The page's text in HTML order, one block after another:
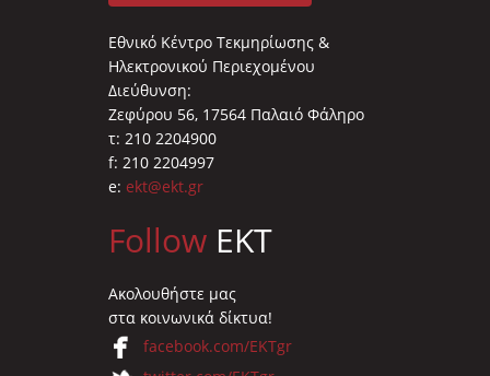
Εθνικό Κέντρο Τεκμηρίωσης &
Ηλεκτρονικού Περιεχομένου
Διεύθυνση:
Ζεφύρου 56, 17564 Παλαιό Φάληρο
τ: 210 2204900
f: 210 2204997
e: ekt@ekt.gr
Follow EKT
Ακολουθήστε μας
στα κοινωνικά δίκτυα!
facebook.com/EKTgr